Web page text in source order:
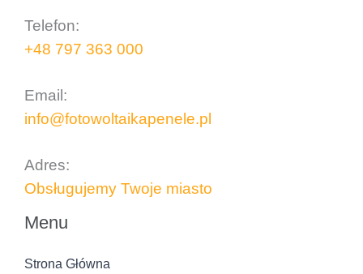
Telefon:
+48 797 363 000
Email:
info@fotowoltaikapenele.pl
Adres:
Obsługujemy Twoje miasto
Menu
Strona Główna